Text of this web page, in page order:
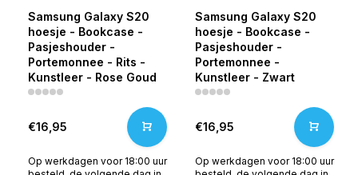
Samsung Galaxy S20
hoesje - Bookcase -
Pasjeshouder -
Portemonnee - Rits -
Kunstleer - Rose Goud
€16,95
Op werkdagen voor 18:00 uur
Samsung Galaxy S20
hoesje - Bookcase -
Pasjeshouder -
Portemonnee -
Kunstleer - Zwart
€16,95
Op werkdagen voor 18:00 uur